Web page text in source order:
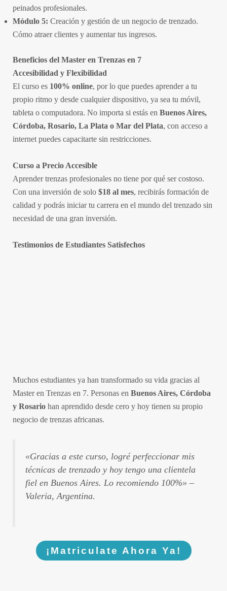
peinados profesionales.
Módulo 5: Creación y gestión de un negocio de trenzado.
Cómo atraer clientes y aumentar tus ingresos.
Beneficios del Master en Trenzas en 7
Accesibilidad y Flexibilidad
El curso es 100% online, por lo que puedes aprender a tu
propio ritmo y desde cualquier dispositivo, ya sea tu móvil,
tableta o computadora. No importa si estás en Buenos Aires,
Córdoba, Rosario, La Plata o Mar del Plata, con acceso a
internet puedes capacitarte sin restricciones.
Curso a Precio Accesible
Aprender trenzas profesionales no tiene por qué ser costoso.
Con una inversión de solo $18 al mes, recibirás formación de
calidad y podrás iniciar tu carrera en el mundo del trenzado sin
necesidad de una gran inversión.
Testimonios de Estudiantes Satisfechos
Muchos estudiantes ya han transformado su vida gracias al
Master en Trenzas en 7. Personas en Buenos Aires, Córdoba
y Rosariohan aprendido desde cero y hoy tienen su propio
negocio de trenzas africanas.
«Gracias a este curso, logré perfeccionar mis
técnicas de trenzado y hoy tengo una clientela
fiel en Buenos Aires. Lo recomiendo 100%» –
Valeria, Argentina.
¡Matriculate Ahora Ya!